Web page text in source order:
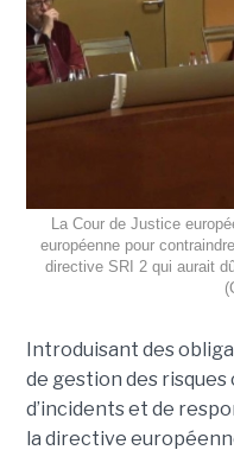
La Cour de Justice
européenne pour
directive SRI 2 qui aurait
Introduisant des
de gestion des
d’incidents et de
la directive